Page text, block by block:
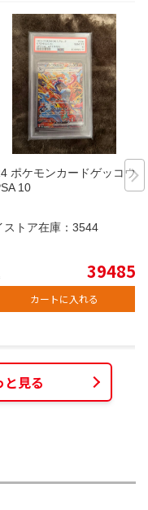
ポケモンカードゲッコウガ
10
ストア在庫： 3544
39485
カートに入れる
と見る